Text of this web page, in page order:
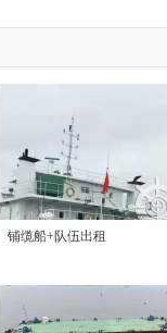
铺缆船+队伍出租